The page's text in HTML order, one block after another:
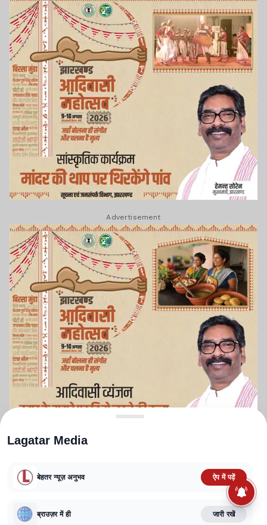
Advertisement
TERMS AND CONDITIONS
CORRECTIONS POLICY
FACT CHECKING POLICY
Lagatar Media
बेहतर न्यूज़ अनुभव ऐप में पढ़ें
ब्राउज़र में ही जारी रखें